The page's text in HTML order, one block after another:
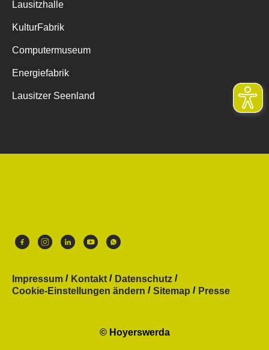
Lausitzhalle
KulturFabrik
Computermuseum
Energiefabrik
Lausitzer Seenland
Impressum Kontakt
Datenschutz
Cookie-Einstellungen ändern
Sitemap Presse
© Hoyerswerda